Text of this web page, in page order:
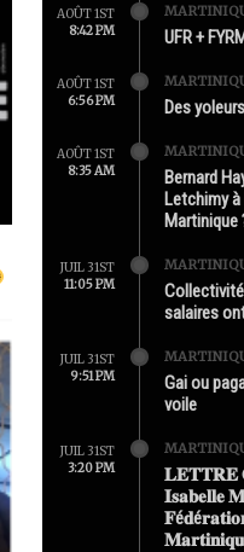
AOÛT 1ST
8:42 PM
UFR +
AOÛT 1ST
6:56 PM
Des
AOÛT 1ST
8:35 AM
Bernard
Letchimy
Martinique
JUIL 31ST
11:05 PM
salaires
JUIL 31ST
9:51 PM
Gai ou
voile
JUIL 31ST
3:20 PM
𝐋𝐄𝐓𝐓𝐑𝐄
𝐈𝐬𝐚𝐛𝐞𝐥𝐥𝐞